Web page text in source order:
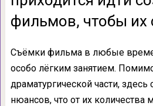
фильмов, чтобы их
Съёмки фильма в любые
особо лёгким занятием.
драматургической части, здесь
нюансов, что от их количества